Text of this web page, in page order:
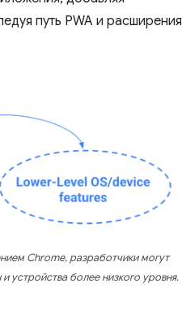
путь PWA и расширения
Chrome, разработчики могут
более низкого уровня.